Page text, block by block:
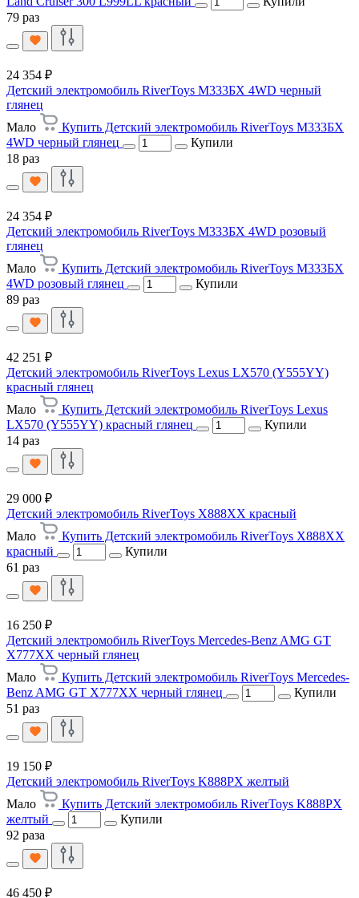
79 раз
24 354 ₽
Детский электромобиль RiverToys М333БХ 4WD черный
глянец
Мало
Купить Детский электромобиль RiverToys М333БХ
4WD черный глянец
Купили
18 раз
24 354 ₽
Детский электромобиль RiverToys М333БХ 4WD розовый
глянец
Мало
Купить Детский электромобиль RiverToys М333БХ
4WD розовый глянец
Купили
89 раз
42 251 ₽
Детский электромобиль RiverToys Lexus LX570 (Y555YY)
красный глянец
Мало
Купить Детский электромобиль RiverToys Lexus
LX570 (Y555YY) красный глянец
Купили
14 раз
29 000 ₽
Детский электромобиль RiverToys X888XX красный
Мало
Купить Детский электромобиль RiverToys X888XX
красный
Купили
61 раз
16 250 ₽
Детский электромобиль RiverToys Mercedes-Benz AMG GT
X777XX черный глянец
Мало
Купить Детский электромобиль RiverToys Mercedes-
Benz AMG GT X777XX черный глянец
Купили
51 раз
19 150 ₽
Детский электромобиль RiverToys K888PX желтый
Мало
Купить Детский электромобиль RiverToys K888PX
желтый
Купили
92 раза
46 450 ₽